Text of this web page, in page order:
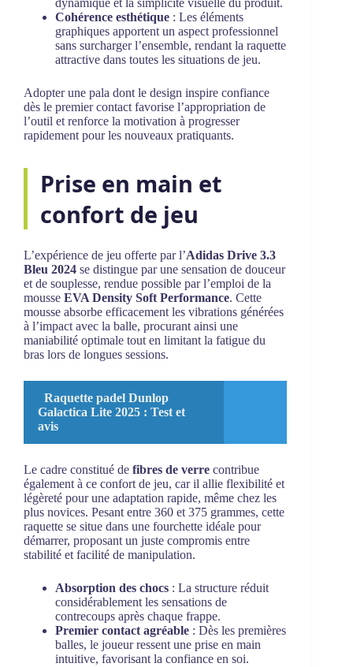
dynamique et la simplicité visuelle du produit.
Cohérence esthétique : Les éléments
graphiques apportent un aspect professionnel
sans surcharger l’ensemble, rendant la raquette
attractive dans toutes les situations de jeu.
Adopter une pala dont le design inspire confiance
dès le premier contact favorise l’appropriation de
l’outil et renforce la motivation à progresser
rapidement pour les nouveaux pratiquants.
Prise en main et
confort de jeu
L’expérience de jeu offerte par l’Adidas Drive 3.3
Bleu 2024 se distingue par une sensation de douceur
et de souplesse, rendue possible par l’emploi de la
mousse EVA Density Soft Performance. Cette
mousse absorbe efficacement les vibrations générées
à l’impact avec la balle, procurant ainsi une
maniabilité optimale tout en limitant la fatigue du
bras lors de longues sessions.
Raquette padel Dunlop
Galactica Lite 2025 : Test et
avis
Le cadre constitué de fibres de verre contribue
également à ce confort de jeu, car il allie flexibilité et
légèreté pour une adaptation rapide, même chez les
plus novices. Pesant entre 360 et 375 grammes, cette
raquette se situe dans une fourchette idéale pour
démarrer, proposant un juste compromis entre
stabilité et facilité de manipulation.
Absorption des chocs : La structure réduit
considérablement les sensations de
contrecoups après chaque frappe.
Premier contact agréable : Dès les premières
balles, le joueur ressent une prise en main
intuitive, favorisant la confiance en soi.